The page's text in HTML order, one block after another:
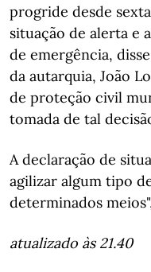
progride desde
situação de alerta e
de emergência,
da autarquia, João
de proteção civil
tomada de tal
A declaração de
agilizar algum tipo
determinados
atualizado às 21.40